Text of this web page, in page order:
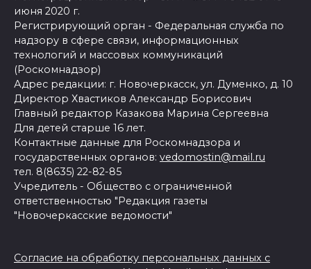
июня 2020 г.
Регистрирующий орган - Федеральная служба по
надзору в сфере связи, информационных
технологий и массовых коммуникаций
(Роскомнадзор)
Адрес редакции: г. Новочеркасск, ул. Думенко, д. 10
Директор Хвастиков Александр Борисович
Главный редактор Казакова Марина Сергеевна
Для детей старше 16 лет.
Контактные данные для Роскомнадзора и
государственных органов: vedomostin@mail.ru
тел. 8(8635) 22-82-85
Учредитель - Общество с ограниченной
ответственностью "Редакция газеты
"Новочеркасские ведомости"
Согласие на обработку персональных данных с